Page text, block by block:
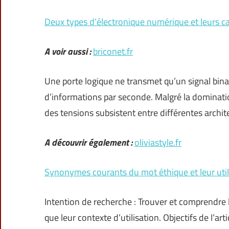
Deux types d’électronique numérique et leurs
A voir aussi :briconet.fr
Une porte logique ne transmet qu’un signal
d’informations par seconde. Malgré la
des tensions subsistent entre différentes
A découvrir également :oliviastyle.fr
Synonymes courants du mot éthique et leur
Intention de recherche : Trouver et
que leur contexte d’utilisation. Objectifs de